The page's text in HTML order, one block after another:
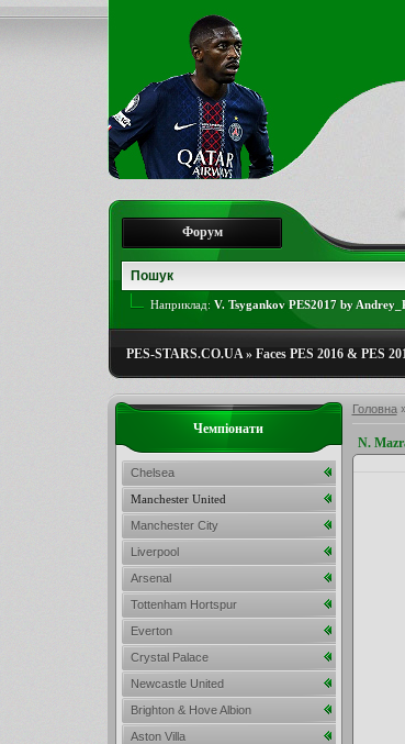
Форум
Наприклад: V. Tsygankov PES2017 by
PES-STARS.CO.UA» Faces PES 2016 & PES
Головна
N.
Чемпіонати
Chelsea
Manchester United
Manchester City
Liverpool
Arsenal
Tottenham Hortspur
Everton
Crystal Palace
Newcastle United
Brighton & Hove Albion
Aston Villa